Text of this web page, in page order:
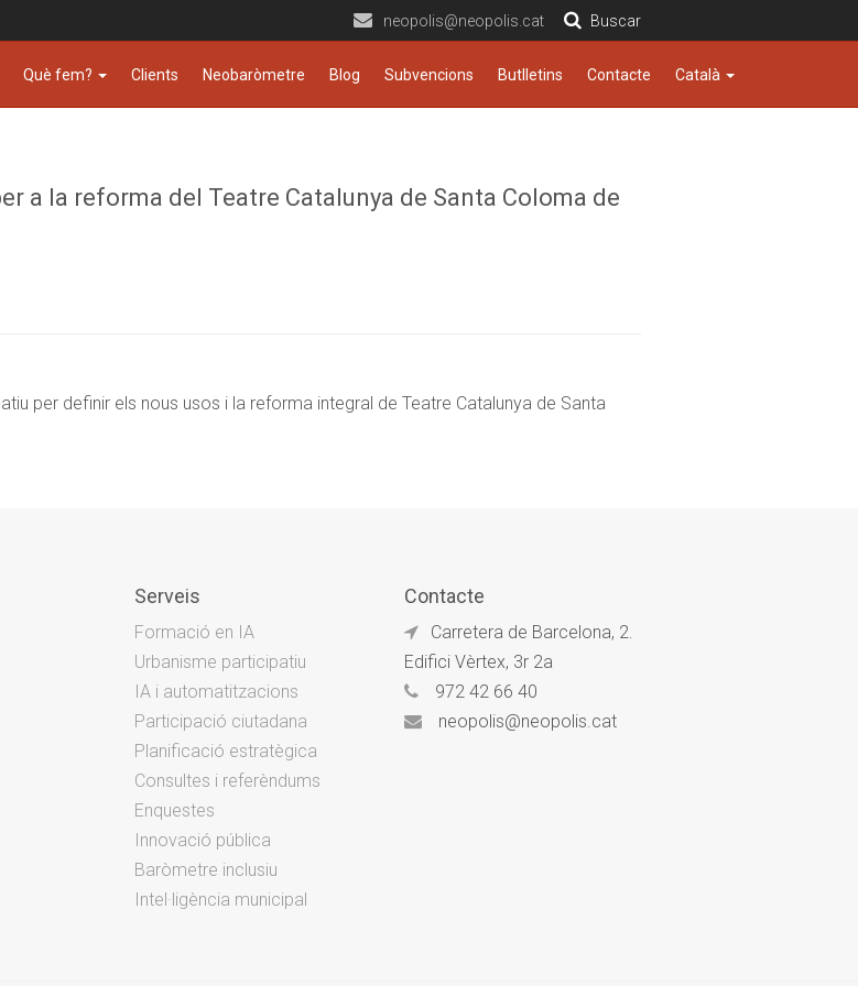
neopolis@neopolis.cat Buscar
Què fem? Clients Neobaròmetre Blog Subvencions Butlletins Contacte Català
a la reforma del Teatre Catalunya de Santa Coloma de
per definir els nous usos i la reforma integral de Teatre Catalunya de Santa
Serveis
Formació en IA
Urbanisme participatiu
IA i automatitzacions
Participació ciutadana
Planificació estratègica
Consultes i referèndums
Enquestes
Innovació pública
Baròmetre inclusiu
Intel·ligència municipal
Contacte
Carretera de Barcelona, 2.
Edifici Vèrtex, 3r 2a
972 42 66 40
neopolis@neopolis.cat